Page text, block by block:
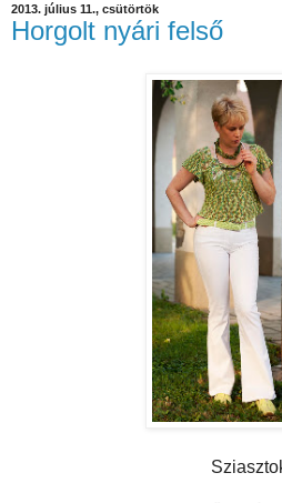
2013. július 11., csütörtök
Horgolt nyári felső